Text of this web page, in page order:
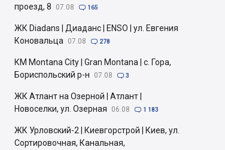
проезд, 8
07.08  165
ЖК Diadans | Диаданс | ENSO | ул. Евгения
Коновальца
07.08  278
КМ Montana City | Gran Montana | с. Гора,
Бориспольский р-н
07.08  3
ЖК Атлант на Озерной | Атлант |
Новоселки, ул. Озерная
06.08  1 183
ЖК Урловский-2 | Киевгорстрой | Киев, ул.
Сортировочная, Канальная,